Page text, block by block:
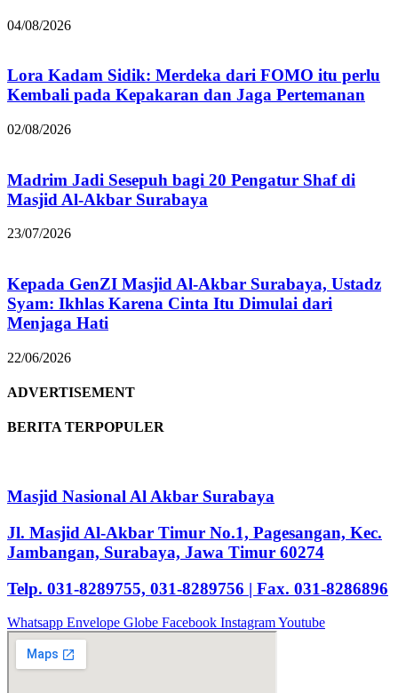
04/08/2026
Lora Kadam Sidik: Merdeka dari FOMO itu perlu
Kembali pada Kepakaran dan Jaga Pertemanan
02/08/2026
Madrim Jadi Sesepuh bagi 20 Pengatur Shaf di
Masjid Al-Akbar Surabaya
23/07/2026
Kepada GenZI Masjid Al-Akbar Surabaya, Ustadz
Syam: Ikhlas Karena Cinta Itu Dimulai dari
Menjaga Hati
22/06/2026
ADVERTISEMENT
BERITA TERPOPULER
Masjid Nasional Al Akbar Surabaya
Jl. Masjid Al-Akbar Timur No.1, Pagesangan, Kec.
Jambangan, Surabaya, Jawa Timur 60274
Telp. 031-8289755, 031-8289756 | Fax. 031-8286896
Whatsapp Envelope Globe Facebook InstagramYoutube